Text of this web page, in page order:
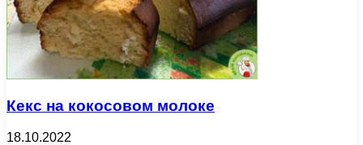
Кекс на кокосовом молоке
18.10.2022